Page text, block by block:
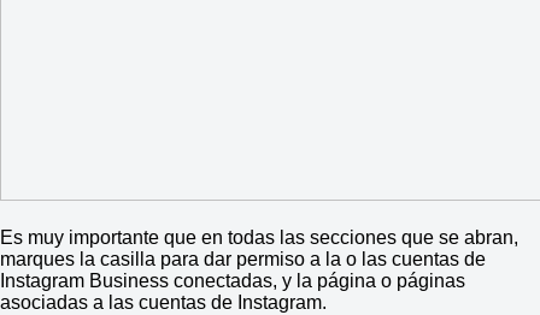
Es muy importante que en todas las secciones que se abran,
marques la casilla para dar permiso a la o las cuentas de
Instagram Business conectadas, y la página o páginas
asociadas a las cuentas de Instagram.